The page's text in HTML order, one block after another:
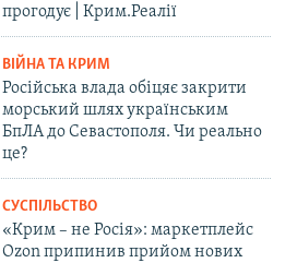
прогодує | Крим.Реалії
ВІЙНА ТА КРИМ
Російська влада обіцяє закрити
морський шлях українським
БпЛА до Севастополя. Чи реально
це?
СУСПІЛЬСТВО
«Крим – не Росія»: маркетплейс
Ozon припинив прийом нових